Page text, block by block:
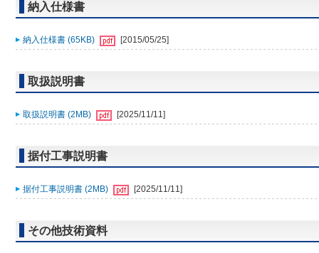
納入仕様書
納入仕様書 (65KB) [2015/05/25]
取扱説明書
取扱説明書 (2MB) [2025/11/11]
据付工事説明書
据付工事説明書 (2MB) [2025/11/11]
その他技術資料